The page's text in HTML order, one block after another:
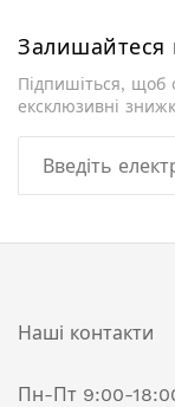
Залишайтеся
Підпишіться, щоб
ексклюзивні
Наші контакти
Пн-Пт 9:00-